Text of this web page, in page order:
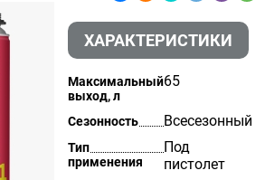
ХАРАКТЕРИСТИКИ
Максимальный
выход, л
65
Сезонность Всесезонный
Тип
применения
Под
пистолет